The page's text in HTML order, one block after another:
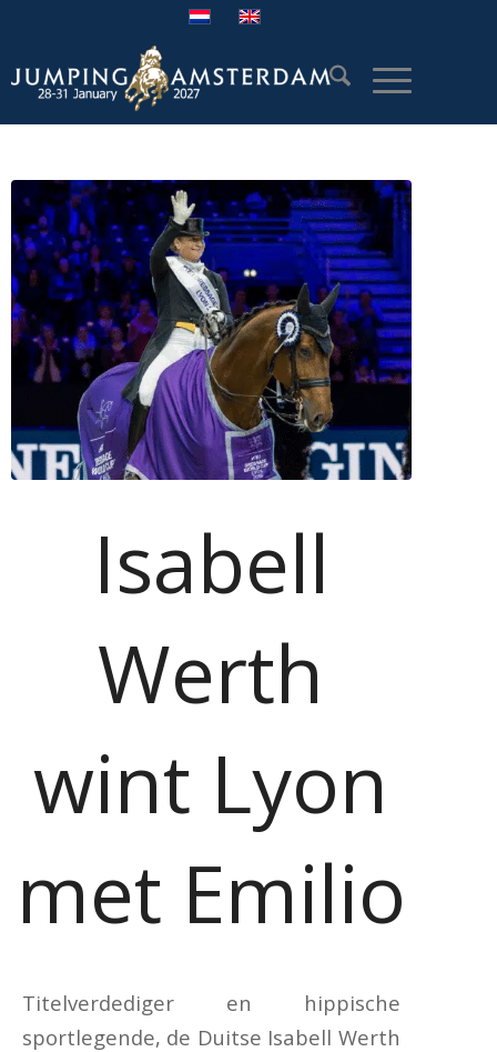
Isabell
Werth
wint Lyon
met Emilio
Titelverdediger en hippische
sportlegende, de Duitse Isabell Werth